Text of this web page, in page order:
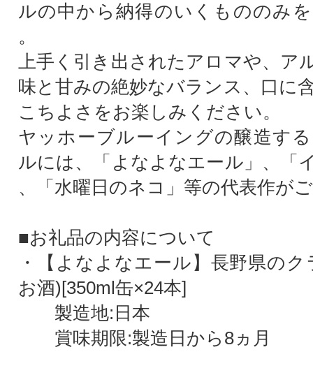
ルの中から納得のいくもののみ
。
上手く引き出されたアロマや、ア
味と甘みの絶妙なバランス、口に
こちよさをお楽しみください。
ヤッホーブルーイングの醸造す
ルには、「よなよなエール」、「
、「水曜日のネコ」等の代表作が
■お礼品の内容について
・【よなよなエール】長野県の
お酒)[350ml缶×24本]
製造地:日本
賞味期限:製造日から8ヵ月